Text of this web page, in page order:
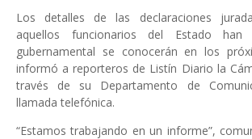
Los detalles de las declaraciones
aquellos funcionarios del Estado
gubernamental se conocerán en los
informó a reporteros de Listín Diario la
través de su Departamento de
llamada telefónica.
“Estamos trabajando en un informe”,